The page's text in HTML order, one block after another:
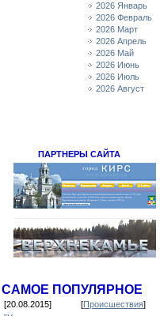
2026 Январь
2026 Февраль
2026 Март
2026 Апрель
2026 Май
2026 Июнь
2026 Июль
2026 Август
ПАРТНЕРЫ САЙТА
САМОЕ ПОПУЛЯРНОЕ
[20.08.2015] [Происшествия]